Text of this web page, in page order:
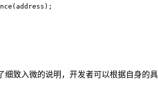
致入微的说明，开发者可以根据自身